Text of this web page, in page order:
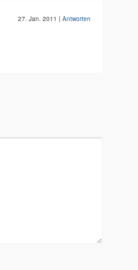
27. Jan. 2011 | Antworten